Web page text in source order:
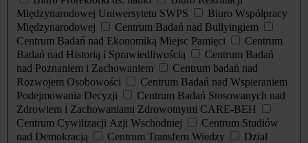
Międzynarodowej Uniwersytetu SWPS
Biuro Współpracy
Międzynarodowej
Centrum Badań nad Bullyingiem
Centrum Badań nad Ekonomiką Miejsc Pamięci
Centrum
Badań nad Historią i Sprawiedliwością
Centrum Badań
nad Poznaniem i Zachowaniem
Centrum badań nad
Rozwojem Osobowości
Centrum Badań nad Wspieraniem
Podejmowania Decyzji
Centrum Badań Stosowanych nad
Zdrowiem i Zachowaniami Zdrowotnymi CARE-BEH
Centrum Cywilizacji Azji Wschodniej
Centrum Studiów
nad Demokracją
Centrum Transferu Wiedzy
Dział